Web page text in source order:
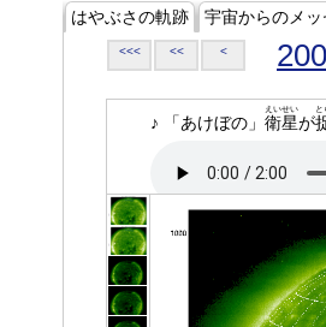
はやぶさの軌跡 宇宙からのメッ
<<< << <
♪ 「あけぼの」 衛星
えいせい
が
と